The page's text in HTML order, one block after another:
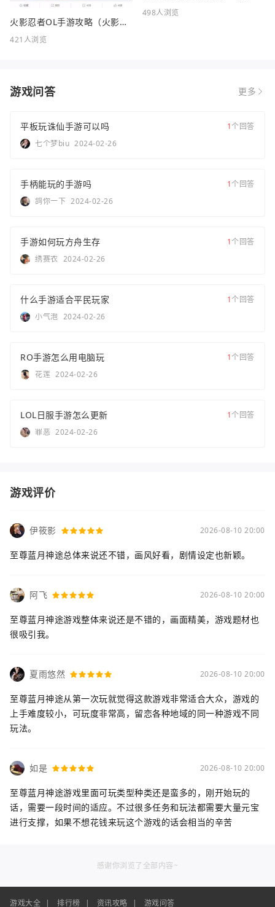
火影忍者OL手游攻略（火影忍者OL手游攻略站）
421人浏览
498人浏览
游戏问答 更多
平板玩诛仙手游可以吗 1个回答
七个梦biu 2024-02-26
手柄能玩的手游吗 1个回答
鸽你一下 2024-02-26
手游如何玩方舟生存 1个回答
绣赛衣 2024-02-26
什么手游适合平民玩家 1个回答
小气泡 2024-02-26
RO手游怎么用电脑玩 1个回答
花莲 2024-02-26
LOL日服手游怎么更新 1个回答
罪恶 2024-02-26
游戏评价
伊筱影 2026-08-10 20:00
至尊蓝月神途总体来说还不错，画风好看，剧情设定也新颖。
阿飞 2026-08-10 20:00
至尊蓝月神途游戏整体来说还是不错的，画面精美，游戏题材也
很吸引我。
夏雨悠然 2026-08-10 20:00
至尊蓝月神途从第一次玩就觉得这款游戏非常适合大众，游戏的
上手难度较小，可玩度非常高，留恋各种地域的同一种游戏不同
玩法。
如是 2026-08-10 20:00
至尊蓝月神途游戏里面可玩类型种类还是蛮多的，刚开始玩的
话，需要一段时间的适应。不过很多任务和玩法都需要大量元宝
进行支撑，如果不想花钱来玩这个游戏的话会相当的辛苦
感谢你浏览了全部内容~
游戏大全 | 排行榜 | 资讯攻略 | 游戏问答